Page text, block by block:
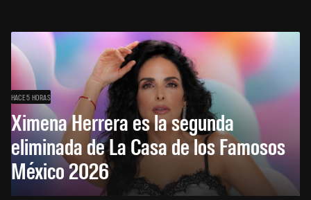
HACE 5 HORAS
Ximena Herrera es la segunda
eliminada de La Casa de los Famosos
México 2026